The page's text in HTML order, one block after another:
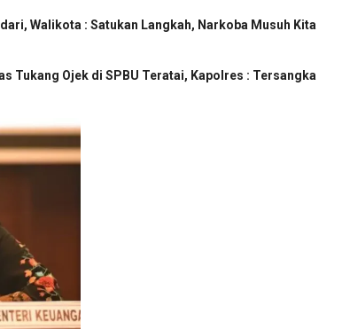
Walikota : Satukan Langkah, Narkoba Musuh Kita
Tukang Ojek di SPBU Teratai, Kapolres : Tersangka